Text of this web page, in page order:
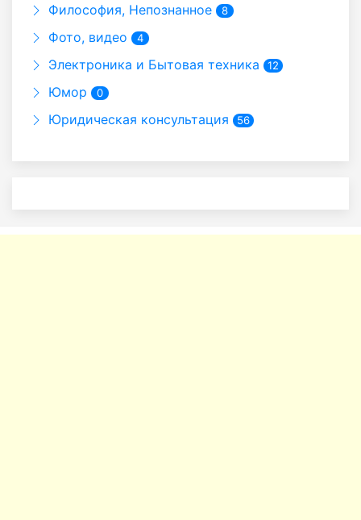
Философия, Непознанное 8
Фото, видео 4
Электроника и Бытовая техника 12
Юмор 0
Юридическая консультация 56